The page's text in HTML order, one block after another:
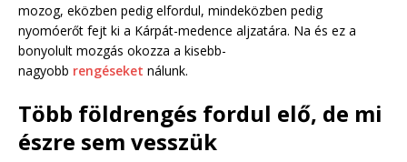
mozog, eközben pedig elfordul, mindeközben pedig
nyomóerőt fejt ki a Kárpát-medence aljzatára. Na és ez a
bonyolult mozgás okozza a kisebb-
nagyobb rengéseket nálunk.
Több földrengés fordul elő, de mi
észre sem vesszük